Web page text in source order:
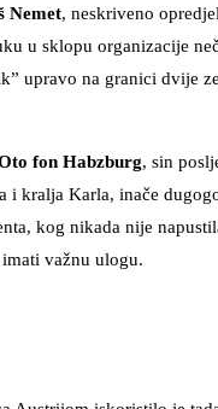
Nemet, neskriveno
u sklopu organizacije
upravo na granici dvije
fon Habzburg, sin
i kralja Karla, inače
kog nikada nije
važnu ulogu.